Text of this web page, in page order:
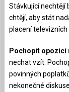
Stávkující nechtějí
chtějí, aby stát
placení televizních
Pochopit opozici
nechat vzít.
povinných
nekonečné